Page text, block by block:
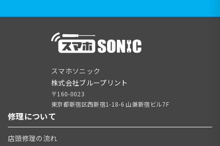
スマホソニック
株式会社ブループリント
〒160-0023
東京都新宿区西新宿1-18-6 山兼新宿ビル7F
修理について
店頭修理の流れ